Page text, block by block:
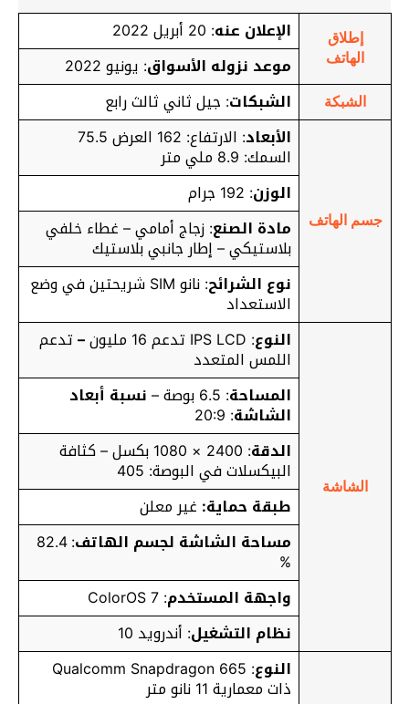
إطلاق
الهاتف
الإعلان عنه: 20 أبريل 2022
موعد نزوله الأسواق: يونيو 2022
الشبكة الشبكات: جيل ثاني ثالث رابع
جسم الهاتف
الأبعاد : الارتفاع: 162 العرض 75.5
السمك: 8.9 ملي متر
الوزن: 192 جرام
مادة الصنع: زجاج أمامي – غطاء خلفي
بلاستيكي – إطار جانبي بلاستيك
نوع الشرائح
: نانو SIM شريحتين في وضع
الاستعداد
الشاشة
النوع: IPS LCD تدعم 16 مليون –تدعم
اللمس المتعدد
المساحة: 6.5 بوصة – نسبة أبعاد
الشاشة: 20:9
الدقة
: 2400 × 1080 بكسل – كثافة
البيكسلات في البوصة: 405
طبقة حماية: غير معلن
مساحة الشاشة لجسم الهاتف : 82.4
%
واجهة المستخدم: ColorOS 7
نظام التشغيل: أندرويد 10
النوع : Qualcomm Snapdragon 665
ذات معمارية 11 نانو متر